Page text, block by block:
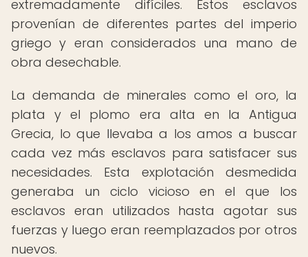
extremadamente difíciles. Estos esclavos
provenían de diferentes partes del imperio
griego y eran considerados una mano de
obra desechable.
La demanda de minerales como el oro, la
plata y el plomo era alta en la Antigua
Grecia, lo que llevaba a los amos a buscar
cada vez más esclavos para satisfacer sus
necesidades. Esta explotación desmedida
generaba un ciclo vicioso en el que los
esclavos eran utilizados hasta agotar sus
fuerzas y luego eran reemplazados por otros
nuevos.